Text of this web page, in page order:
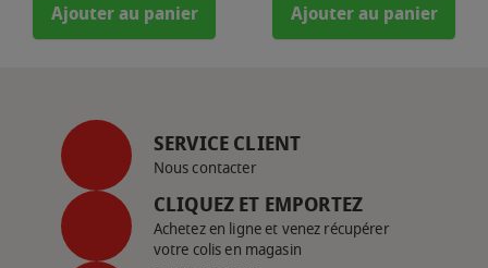
Ajouter au panier Ajouter au panier
SERVICE CLIENT
Nous contacter
CLIQUEZ ET EMPORTEZ
Achetez en ligne et venez récupérer
votre colis en magasin